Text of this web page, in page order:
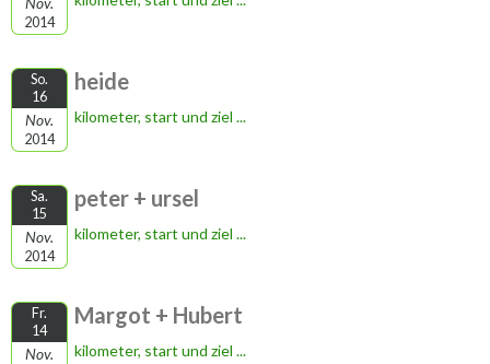
2014
So.
16
Nov.
2014
heide
kilometer, start und ziel ...
Sa.
15
Nov.
2014
peter + ursel
kilometer, start und ziel ...
Fr.
14
Nov.
Margot + Hubert
kilometer, start und ziel ...